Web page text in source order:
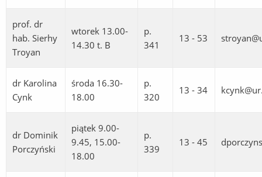
prof. dr
hab. Sierhy
Troyan
wtorek 13.00-
14.30 t. B
p.
341
13 - 53
dr Karolina
Cynk
środa 16.30-
18.00
p.
320
13 - 34
dr Dominik
Porczyński
piątek 9.00-
9.45, 15.00-
18.00
p.
339
13 - 45